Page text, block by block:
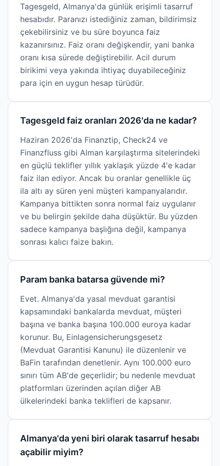
Tagesgeld, Almanya'da günlük erişimli tasarruf
hesabıdır. Paranızı istediğiniz zaman, bildirimsiz
çekebilirsiniz ve bu süre boyunca faiz
kazanırsınız. Faiz oranı değişkendir, yani banka
oranı kısa sürede değiştirebilir. Acil durum
birikimi veya yakında ihtiyaç duyabileceğiniz
para için en uygun hesap türüdür.
Tagesgeld faiz oranları 2026'da ne kadar?
Haziran 2026'da Finanztip, Check24 ve
Finanzfluss gibi Alman karşılaştırma sitelerindeki
en güçlü teklifler yıllık yaklaşık yüzde 4'e kadar
faiz ilan ediyor. Ancak bu oranlar genellikle üç
ila altı ay süren yeni müşteri kampanyalarıdır.
Kampanya bittikten sonra normal faiz uygulanır
ve bu belirgin şekilde daha düşüktür. Bu yüzden
sadece kampanya başlığına değil, kampanya
sonrası kalıcı faize bakın.
Param banka batarsa güvende mi?
Evet. Almanya'da yasal mevduat garantisi
kapsamındaki bankalarda mevduat, müşteri
başına ve banka başına 100.000 euroya kadar
korunur. Bu, Einlagensicherungsgesetz
(Mevduat Garantisi Kanunu) ile düzenlenir ve
BaFin tarafından denetlenir. Aynı 100.000 euro
sınırı tüm AB'de geçerlidir; bu nedenle mevduat
platformları üzerinden açılan diğer AB
ülkelerindeki banka teklifleri de kapsanır.
Almanya'da yeni biri olarak tasarruf hesabı
açabilir miyim?